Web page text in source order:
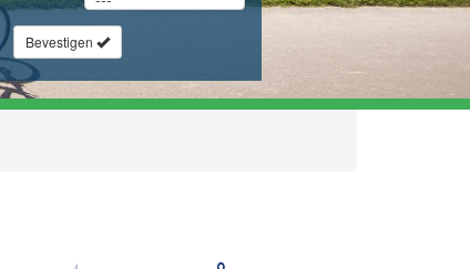
Bevestigen